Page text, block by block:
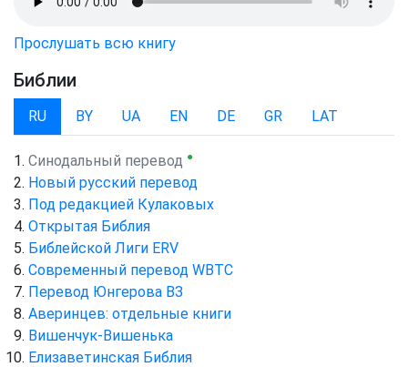
Прослушать всю книгу
Библии
RU BY UA EN DE GR LAT
Синодальный перевод ●
Новый русский перевод
Под редакцией Кулаковых
Открытая Библия
Библейской Лиги ERV
Cовременный перевод WBTC
Перевод Юнгерова ВЗ
Аверинцев: отдельные книги
Вишенчук-Вишенька
Елизаветинская Библия